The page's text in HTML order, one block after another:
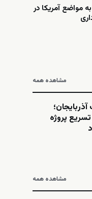
به مواضع آمریکا در
مشاهده همه
تسریع پروژه
مشاهده همه